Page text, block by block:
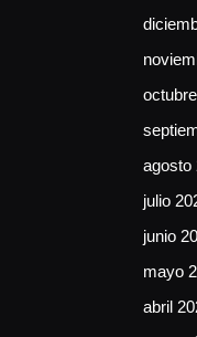
agosto
julio
junio
mayo
abril